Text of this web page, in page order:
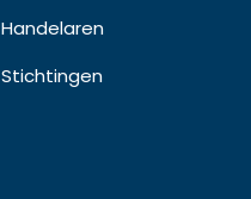
Handelaren
Stichtingen